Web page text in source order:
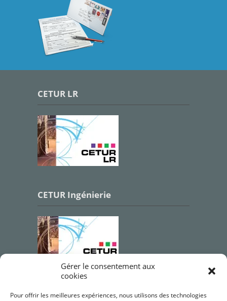
Gérer le consentement aux
cookies
Pour offrir les meilleures expériences, nous utilisons des technologies
CETUR LR
CETUR Ingénierie
Qualifications OPQIBI